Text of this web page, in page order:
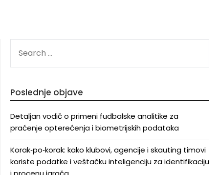
FOR:
Poslednje objave
Detaljan vodič o primeni fudbalske analitike za
praćenje opterećenja i biometrijskih podataka
Korak‑po‑korak: kako klubovi, agencije i skauting timovi
koriste podatke i veštačku inteligenciju za identifikaciju